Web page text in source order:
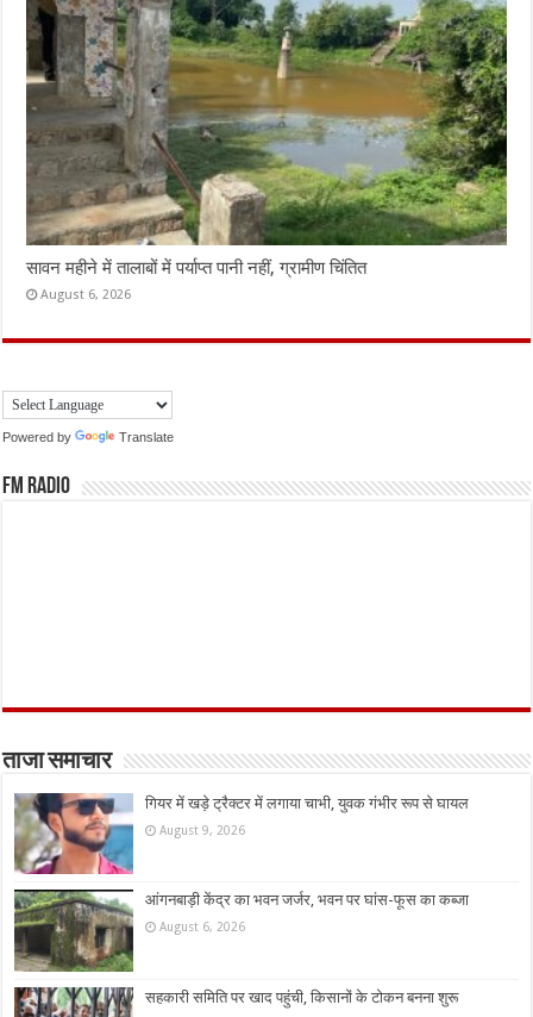
सावन महीने में तालाबों में पर्याप्त पानी नहीं, ग्रामीण चिंतित
August 6, 2026
Powered by Translate
FM Radio
ताजा समाचार
गियर में खड़े ट्रैक्टर में लगाया चाभी, युवक गंभीर रूप से घायल
August 9, 2026
आंगनबाड़ी केंद्र का भवन जर्जर, भवन पर घांस-फूस का कब्जा
August 6, 2026
सहकारी समिति पर खाद पहुंची, किसानों के टोकन बनना शुरू